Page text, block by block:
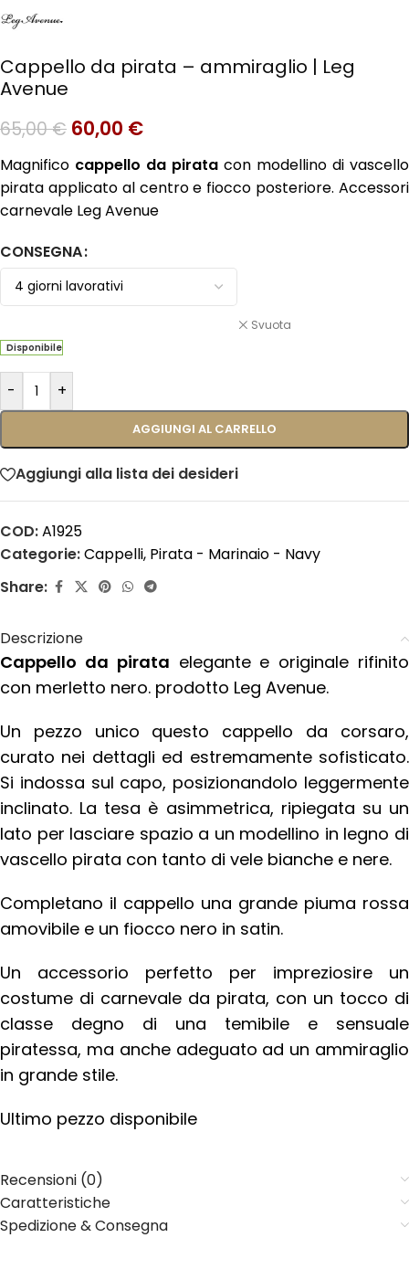
Cappello da pirata – ammiraglio | Leg
Avenue
65,00€ 60,00 €
Magnifico cappello da pirata con modellino di vascello
pirata applicato al centro e fiocco posteriore. Accessori
carnevale Leg Avenue
CONSEGNA
Svuota
Disponibile
- +
AGGIUNGI AL CARRELLO
Aggiungi alla lista dei desideri
COD:A1925
Categorie:Cappelli, Pirata - Marinaio - Navy
Share:
Descrizione
Cappello da pirata elegante e originale rifinito
con merletto nero. prodotto Leg Avenue.
Un pezzo unico questo cappello da corsaro,
curato nei dettagli ed estremamente sofisticato.
Si indossa sul capo, posizionandolo leggermente
inclinato. La tesa è asimmetrica, ripiegata su un
lato per lasciare spazio a un modellino in legno di
vascello pirata con tanto di vele bianche e nere.
Completano il cappello una grande piuma rossa
amovibile e un fiocco nero in satin.
Un accessorio perfetto per impreziosire un
costume di carnevale da pirata, con un tocco di
classe degno di una temibile e sensuale
piratessa, ma anche adeguato ad un ammiraglio
in grande stile.
Ultimo pezzo disponibile
Recensioni (0)
Caratteristiche
Spedizione & Consegna